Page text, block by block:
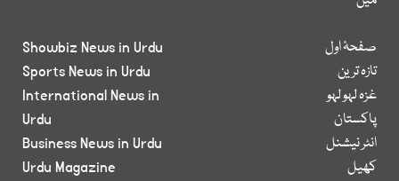
صفحۂ اول
تازہ ترین
غزہ لہو لہو
پاکستان
انٹر نیشنل
کھیل
Showbiz News in Urdu
Sports News in Urdu
International News in
Urdu
Business News in Urdu
Urdu Magazine